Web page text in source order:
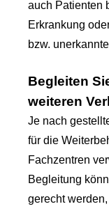
auch Patienten
Erkrankung
bzw.
Begleiten
weiteren
Je nach
für die
Fachzentren
Begleitung
gerecht